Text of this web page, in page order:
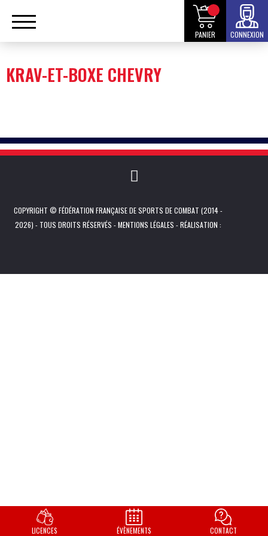
PANIER CONNEXION
KRAV-ET-BOXE CHEVRY
COPYRIGHT © FÉDÉRATION FRANÇAISE DE SPORTS DE COMBAT (2014 -
2026) - TOUS DROITS RÉSERVÉS -MENTIONS LÉGALES - RÉALISATION :
LICENCES ÉVÈNEMENTS CONTACT